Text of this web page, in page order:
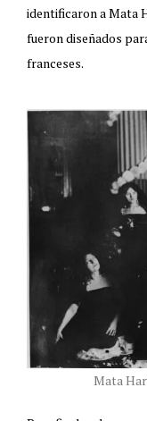
identificaron a Mata
fueron diseñados
franceses.
Mata